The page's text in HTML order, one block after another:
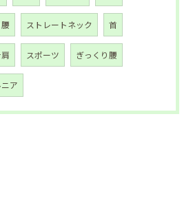
ストレートネック 首
スポーツ ぎっくり腰
ア